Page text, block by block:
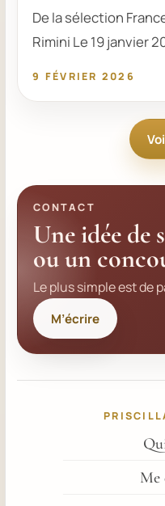
De la sélection
Rimini Le 19 janvier
9 FÉVRIER 2026
CONTACT
Une idée
ou un
Le plus simple est de
M’écrire
Me